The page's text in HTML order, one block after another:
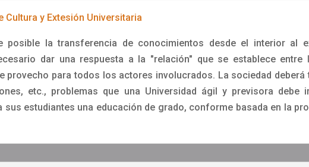
Cultura y Extesión Universitaria
posible la transferencia de conocimientos desde el interior al
dar una respuesta a la "relación" que se establece entre
provecho para todos los actores involucrados. La sociedad
etc., problemas que una Universidad ágil y previsora debe
estudiantes una educación de grado, conforme basada en la